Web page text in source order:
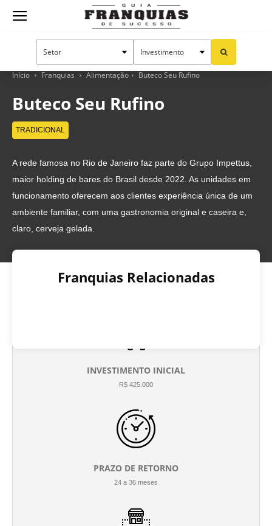
Guia
Franquias
Sucesso
Início Franquias Alimentação Buteco Seu Rufino
Buteco Seu Rufino
TRADICIONAL
A rede famosa no Rio de Janeiro faz parte do Grupo Impettus,
maior holding de bares do Brasil desde 2022. As unidades em
funcionamento oferecem aos clientes experiência única de um
ambiente familiar, com uma gastronomia original e caseira e,
claro, cerveja gelada.
Franquias Relacionadas
INVESTIMENTO INICIAL
R$ 425.000
PRAZO DE RETORNO
24 a 36 meses